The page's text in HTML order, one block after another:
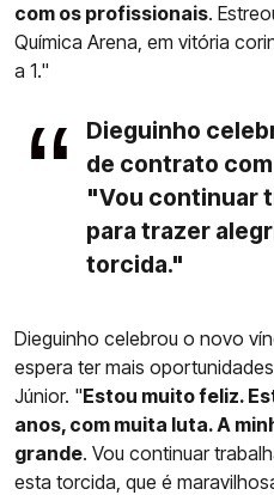
com os profissionais.
Química Arena, em vitória
a 1."
Dieguinho
de contrato
"Vou continuar
para trazer
torcida."
Dieguinho celebrou o novo
espera ter mais
Júnior. "Estou muito feliz.
anos, com muita luta. A
grande. Vou continuar
esta torcida, que é